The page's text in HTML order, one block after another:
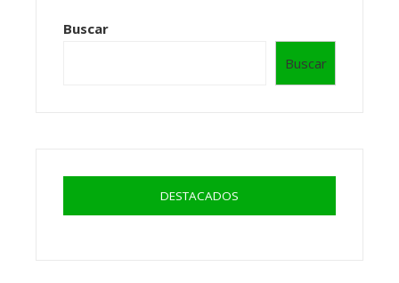
Buscar
Buscar
DESTACADOS